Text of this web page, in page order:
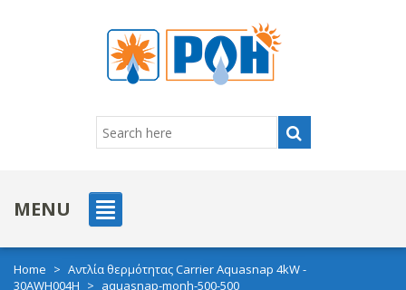
MENU
Home > Αντλία θερμότητας Carrier Aquasnap 4kW -
30AWH004H > aquasnap-monh-500-500